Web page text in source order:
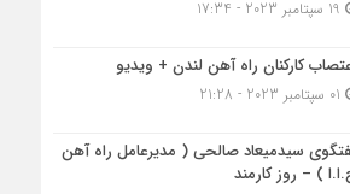
کارکنان راه آهن لندن + ویدیو
سیدمیعاد صالحی ( مدیرعامل راه آهن
) – روز کارمند